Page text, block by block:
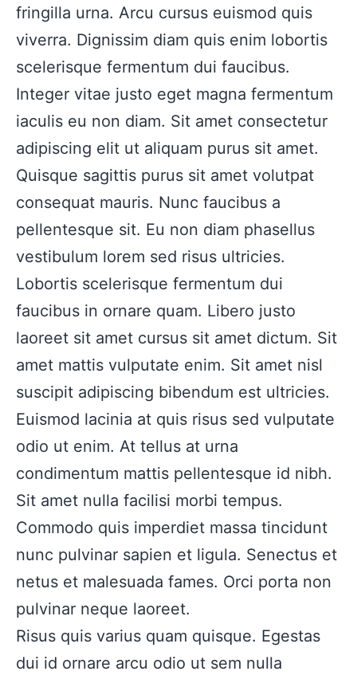
fringilla urna. Arcu cursus euismod quis
viverra. Dignissim diam quis enim lobortis
scelerisque fermentum dui faucibus.
Integer vitae justo eget magna fermentum
iaculis eu non diam. Sit amet consectetur
adipiscing elit ut aliquam purus sit amet.
Quisque sagittis purus sit amet volutpat
consequat mauris. Nunc faucibus a
pellentesque sit. Eu non diam phasellus
vestibulum lorem sed risus ultricies.
Lobortis scelerisque fermentum dui
faucibus in ornare quam. Libero justo
laoreet sit amet cursus sit amet dictum. Sit
amet mattis vulputate enim. Sit amet nisl
suscipit adipiscing bibendum est ultricies.
Euismod lacinia at quis risus sed vulputate
odio ut enim. At tellus at urna
condimentum mattis pellentesque id nibh.
Sit amet nulla facilisi morbi tempus.
Commodo quis imperdiet massa tincidunt
nunc pulvinar sapien et ligula. Senectus et
netus et malesuada fames. Orci porta non
pulvinar neque laoreet.
Risus quis varius quam quisque. Egestas
dui id ornare arcu odio ut sem nulla